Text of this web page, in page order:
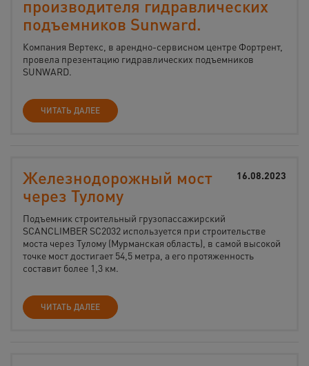
производителя гидравлических
подъемников Sunward.
Компания Вертекс, в арендно-сервисном центре Фортрент,
провела презентацию гидравлических подъемников
SUNWARD.
ЧИТАТЬ ДАЛЕЕ
16.08.2023
Железнодорожный мост
через Тулому
Подъемник строительный грузопассажирский
SCANCLIMBER SC2032 используется при строительстве
моста через Тулому (Мурманская область), в самой высокой
точке мост достигает 54,5 метра, а его протяженность
составит более 1,3 км.
ЧИТАТЬ ДАЛЕЕ